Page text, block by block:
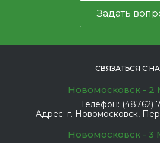
Задать
СВЯЗАТЬСЯ С
Новомосковск - 2
Телефон: (48762)
Адрес: г. Новомосковск,
Новомосковск - 3